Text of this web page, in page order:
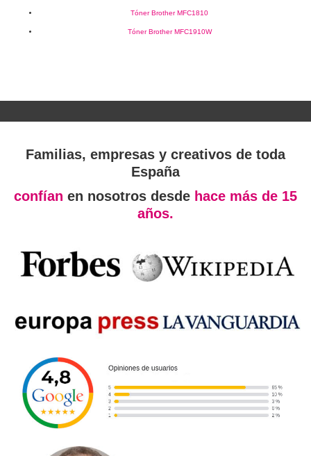
Tóner Brother MFC1810
Tóner Brother MFC1910W
Familias, empresas y creativos de toda
España
confían en nosotros desde hace más de 15
años.